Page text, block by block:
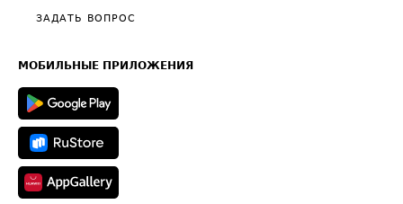
Общие положения
Полезное по перевозкам
Техническая информация
ЗАДАТЬ ВОПРОС
МОБИЛЬНЫЕ ПРИЛОЖЕНИЯ